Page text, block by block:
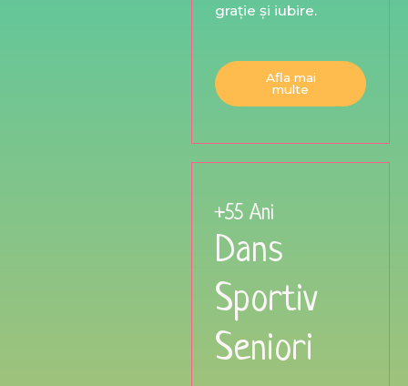
grație și iubire.
Afla mai
multe
+55 Ani
Dans
Sportiv
Seniori